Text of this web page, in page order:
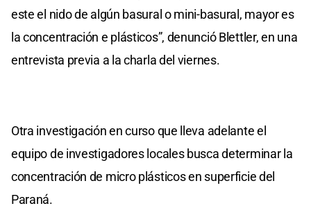
este el nido de algún basural o mini-basural, mayor es
la concentración e plásticos”, denunció Blettler, en una
entrevista previa a la charla del viernes.
Otra investigación en curso que lleva adelante el
equipo de investigadores locales busca determinar la
concentración de micro plásticos en superficie del
Paraná.